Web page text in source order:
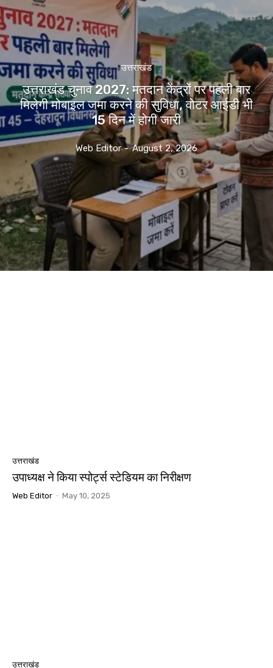
उत्तराखंड
उत्तराखंड चुनाव 2027: मतदान केंद्रों पर पहली बार
मिलेगी मोबाइल जमा करने की सुविधा, वोटर आईडी भी
15 दिन में होगी जारी
Web Editor - August 2, 2026
उत्तराखंड
उपाध्यक्ष ने किया स्पोर्ट्स स्टेडियम का निरीक्षण
Web Editor - May 10, 2025
उत्तराखंड